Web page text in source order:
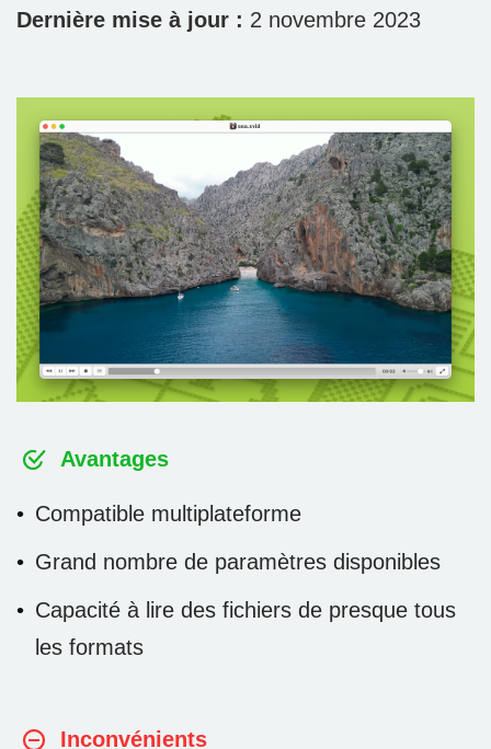
Dernière mise à jour : 2 novembre 2023
Avantages
Compatible multiplateforme
Grand nombre de paramètres disponibles
Capacité à lire des fichiers de presque tous
les formats
Inconvénients